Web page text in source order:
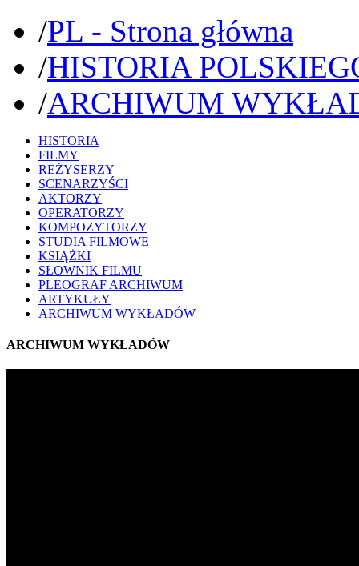
/PL - Strona główna
/HISTORIA
/ARCHIWUM
HISTORIA
FILMY
REŻYSERZY
SCENARZYŚCI
AKTORZY
OPERATORZY
KOMPOZYTORZY
STUDIA FILMOWE
KSIĄŻKI
SŁOWNIK FILMU
PLEOGRAF ARCHIWUM
ARTYKUŁY
ARCHIWUM WYKŁADÓW
ARCHIWUM WYKŁADÓW